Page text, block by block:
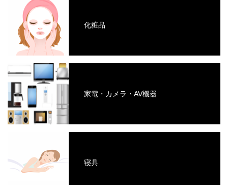
化粧品
家電・カメラ・AV機器
寝具